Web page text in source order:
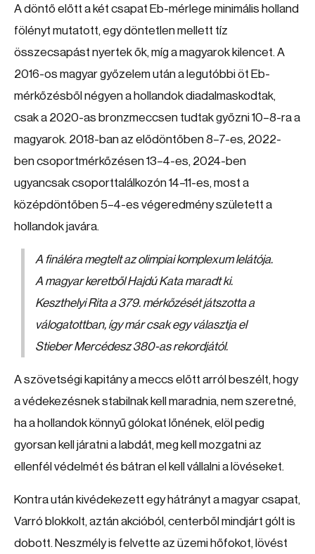
A döntő előtt a két csapat Eb-mérlege minimális holland
fölényt mutatott, egy döntetlen mellett tíz
összecsapást nyertek ők, míg a magyarok kilencet. A
2016-os magyar győzelem után a legutóbbi öt Eb-
mérkőzésből négyen a hollandok diadalmaskodtak,
csak a 2020-as bronzmeccsen tudtak győzni 10–8-ra a
magyarok. 2018-ban az elődöntőben 8–7-es, 2022-
ben csoportmérkőzésen 13–4-es, 2024-ben
ugyancsak csoporttalálkozón 14–11-es, most a
középdöntőben 5–4-es végeredmény született a
hollandok javára.
A fináléra megtelt az olimpiai komplexum lelátója.
A magyar keretből Hajdú Kata maradt ki.
Keszthelyi Rita a 379. mérkőzését játszotta a
válogatottban, így már csak egy választja el
Stieber Mercédesz 380-as rekordjától.
A szövetségi kapitány a meccs előtt arról beszélt, hogy
a védekezésnek stabilnak kell maradnia, nem szeretné,
ha a hollandok könnyű gólokat lőnének, elöl pedig
gyorsan kell járatni a labdát, meg kell mozgatni az
ellenfél védelmét és bátran el kell vállalni a lövéseket.
Kontra után kivédekezett egy hátrányt a magyar csapat,
Varró blokkolt, aztán akcióból, centerből mindjárt gólt is
dobott. Neszmély is felvette az üzemi hőfokot, lövést